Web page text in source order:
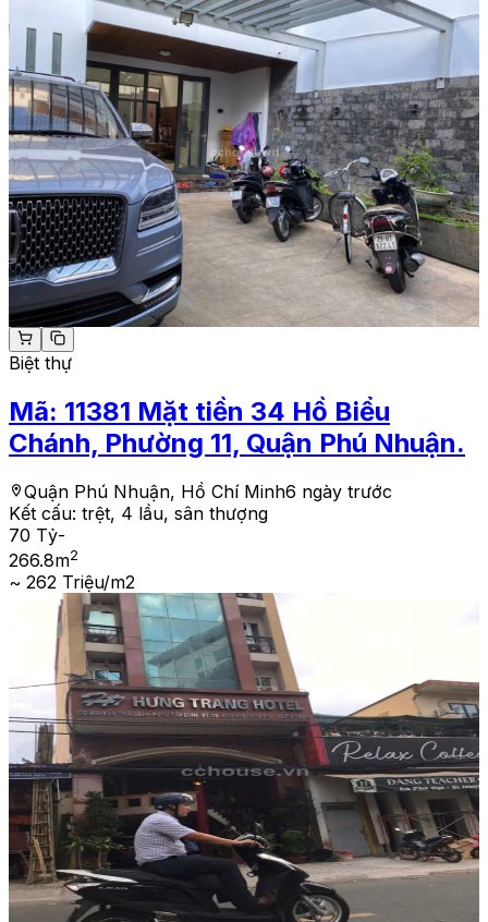
Biệt thự
Mã: 11381 Mặt tiền 34 Hồ Biểu
Chánh, Phường 11, Quận Phú Nhuận.
Quận Phú Nhuận, Hồ Chí Minh6 ngày trước
Kết cấu: trệt, 4 lầu, sân thượng
70 Tỷ-
266.8m2
~ 262 Triệu/m2